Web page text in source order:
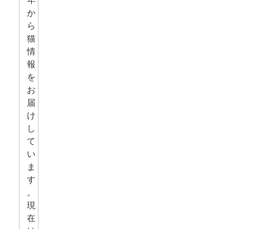
か
ら
猫
情
報
を
お
届
け
し
て
い
ま
す
。
現
在